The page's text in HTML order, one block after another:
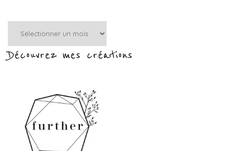
mois
:Découvrez mes créations